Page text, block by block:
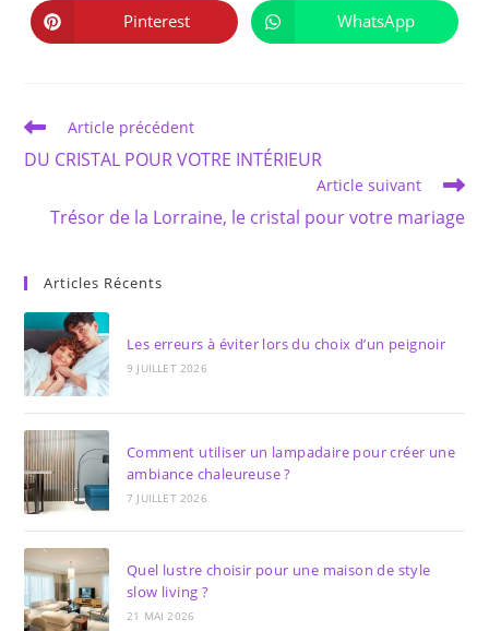
autre
fenêtre
autre
fenêtre
Ouvrir
dans
Pinterest Ouvrir
dans
WhatsApp
Read
articles
Article précédent
DU CRISTAL POUR VOTRE INTÉRIEUR
Article suivant
Trésor de la Lorraine, le cristal pour votre mariage
Articles Récents
Les erreurs à éviter lors du choix d’un peignoir
9 JUILLET 2026
Comment utiliser un lampadaire pour créer une
ambiance chaleureuse ?
7 JUILLET 2026
Quel lustre choisir pour une maison de style
slow living ?
21 MAI 2026